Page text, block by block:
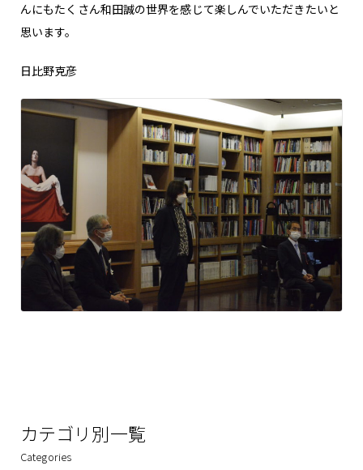
んにもたくさん和田誠の世界を感じて楽しんでいただきたいと
思います。
日比野克彦
カテゴリ別一覧
Categories